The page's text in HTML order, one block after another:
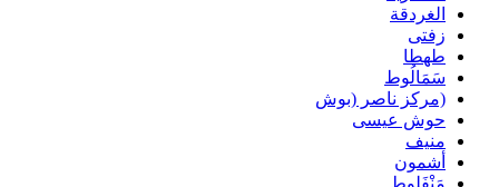
الغردقة
زفتى
طهطا
سَمَالُوط
(مركز ناصر (بوش
حوش عيسى
منيف
أشمون
مَنْفَلوط